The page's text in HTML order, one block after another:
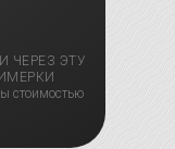
ЧЕРЕЗ ЭТУ
стоимостью